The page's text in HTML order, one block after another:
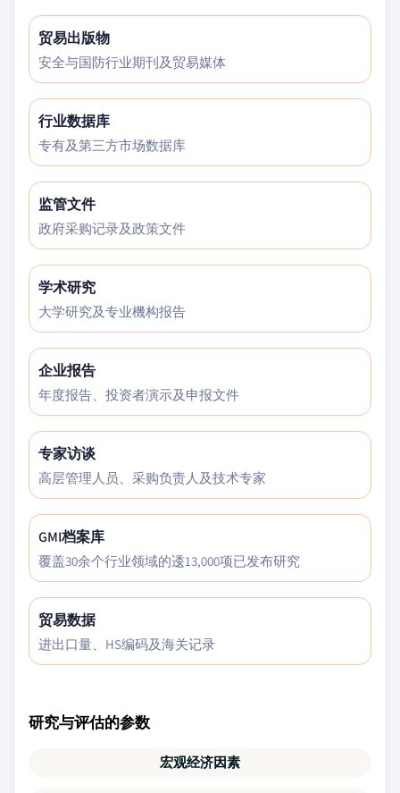
贸易出版物
安全与国防行业期刊及贸易媒体
行业数据库
专有及第三方市场数据库
监管文件
政府采购记录及政策文件
学术研究
大学研究及专业機构报告
企业报告
年度报告、投资者演示及申报文件
专家访谈
高层管理人员、采购负责人及技术专家
GMI档案库
覆盖30余个行业领域的逶13,000项已发布研究
贸易数据
进出口量、HS编码及海关记录
研究与评估的参数
宏观经济因素